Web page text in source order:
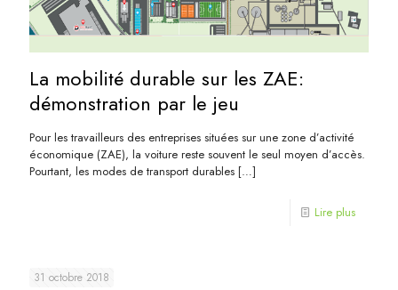
La mobilité durable sur les ZAE:
démonstration par le jeu
Pour les travailleurs des entreprises situées sur une zone d’activité
économique (ZAE), la voiture reste souvent le seul moyen d’accès.
Pourtant, les modes de transport durables […]
Lire plus
31 octobre 2018